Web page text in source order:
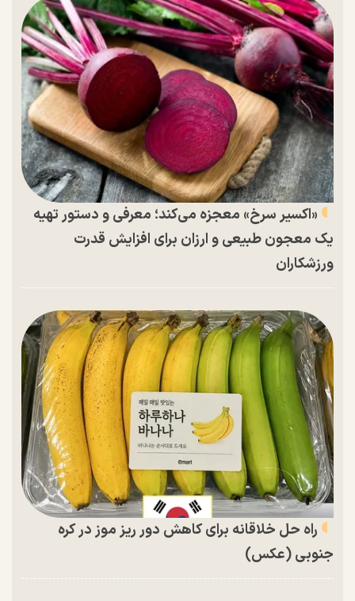
«اکسیر سرخ» معجزه می‌کند؛ معرفی و دستور تهیه
یک معجون طبیعی و ارزان برای افزایش قدرت
ورزشکاران
راه حل خلاقانه برای کاهش دور ریز موز در کره
جنوبی (عکس)